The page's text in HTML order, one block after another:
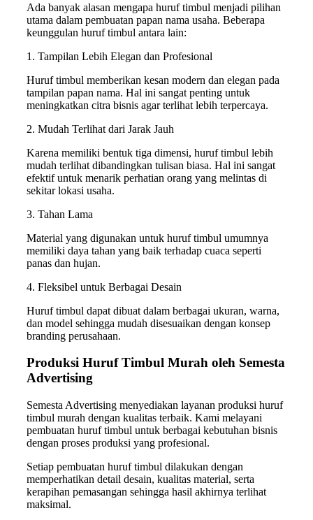
Ada banyak alasan mengapa huruf timbul menjadi pilihan
utama dalam pembuatan papan nama usaha. Beberapa
keunggulan huruf timbul antara lain:
1. Tampilan Lebih Elegan dan Profesional
Huruf timbul memberikan kesan modern dan elegan pada
tampilan papan nama. Hal ini sangat penting untuk
meningkatkan citra bisnis agar terlihat lebih terpercaya.
2. Mudah Terlihat dari Jarak Jauh
Karena memiliki bentuk tiga dimensi, huruf timbul lebih
mudah terlihat dibandingkan tulisan biasa. Hal ini sangat
efektif untuk menarik perhatian orang yang melintas di
sekitar lokasi usaha.
3. Tahan Lama
Material yang digunakan untuk huruf timbul umumnya
memiliki daya tahan yang baik terhadap cuaca seperti
panas dan hujan.
4. Fleksibel untuk Berbagai Desain
Huruf timbul dapat dibuat dalam berbagai ukuran, warna,
dan model sehingga mudah disesuaikan dengan konsep
branding perusahaan.
Produksi Huruf Timbul Murah oleh Semesta
Advertising
Semesta Advertising menyediakan layanan produksi huruf
timbul murah dengan kualitas terbaik. Kami melayani
pembuatan huruf timbul untuk berbagai kebutuhan bisnis
dengan proses produksi yang profesional.
Setiap pembuatan huruf timbul dilakukan dengan
memperhatikan detail desain, kualitas material, serta
kerapihan pemasangan sehingga hasil akhirnya terlihat
maksimal.